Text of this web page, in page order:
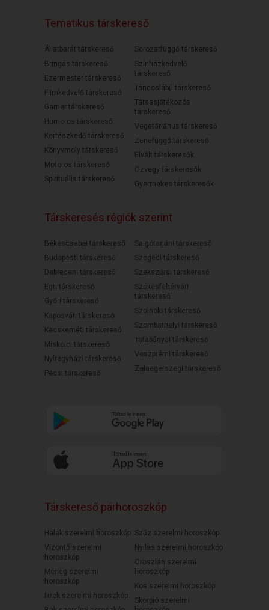
Tematikus társkereső
Állatbarát társkereső
Bringás társkereső
Ezermester társkereső
Filmkedvelő társkereső
Gamer társkereső
Humoros társkereső
Kertészkedő társkereső
Könyvmoly társkereső
Motoros társkereső
Spirituális társkereső
Sorozatfüggő társkereső
Színházkedvelő
társkereső
Táncoslábú társkereső
Társasjátékozós
társkereső
Vegetáriánus társkereső
Zenefüggő társkereső
Elvált társkeresők
Özvegy társkeresők
Gyermekes társkeresők
Társkeresés régiók szerint
Békéscsabai társkereső
Budapesti társkereső
Debreceni társkereső
Egri társkereső
Győri társkereső
Kaposvári társkereső
Kecskeméti társkereső
Miskolci társkereső
Nyíregyházi társkereső
Pécsi társkereső
Salgótarjáni társkereső
Szegedi társkereső
Szekszárdi társkereső
Székesfehérvári
társkereső
Szolnoki társkereső
Szombathelyi társkereső
Tatabányai társkereső
Veszprémi társkereső
Zalaegerszegi társkereső
Társkereső párhoroszkóp
Halak szerelmi horoszkóp
Vízöntő szerelmi
horoszkóp
Mérleg szerelmi
horoszkóp
Ikrek szerelmi horoszkóp
Szűz szerelmi horoszkóp
Nyilas szerelmi horoszkóp
Oroszlán szerelmi
horoszkóp
Kos szerelmi horoszkóp
Skorpió szerelmi